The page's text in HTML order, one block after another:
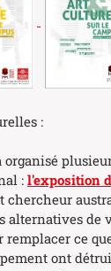
:
organisé
: l'exposition
chercheur
alternatives
ce
ont